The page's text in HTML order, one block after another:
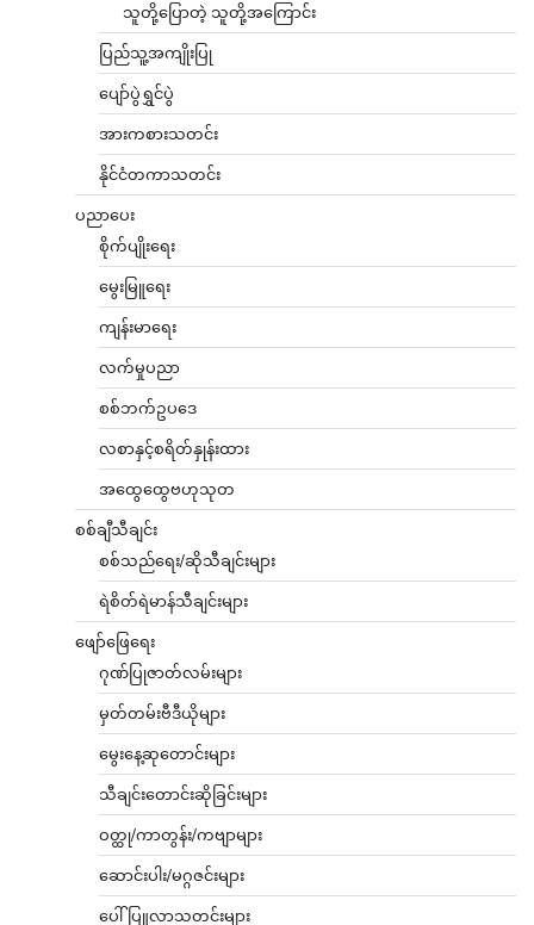
သူတို့ပြောတဲ့ သူတို့အကြောင်း
ပြည်သူ့အကျိုးပြု
ပျော်ပွဲရွှင်ပွဲ
အားကစားသတင်း
နိုင်ငံတကာသတင်း
ပညာပေး
စိုက်ပျိုးရေး
မွေးမြူရေး
ကျန်းမာရေး
လက်မှုပညာ
စစ်ဘက်ဥပဒေ
လစာနှင့်စရိတ်နှုန်းထား
အထွေထွေဗဟုသုတ
စစ်ချီသီချင်း
စစ်သည်ရေး/ဆိုသီချင်းများ
ရဲစိတ်ရဲမာန်သီချင်းများ
ဖျော်ဖြေရေး
ဂုဏ်ပြုဇာတ်လမ်းများ
မှတ်တမ်းဗီဒီယိုများ
မွေးနေ့ဆုတောင်းများ
သီချင်းတောင်းဆိုခြင်းများ
ဝတ္ထု/ကာတွန်း/ကဗျာများ
ဆောင်းပါး/မဂ္ဂဇင်းများ
ပေါ်ပြူလာသတင်းများ